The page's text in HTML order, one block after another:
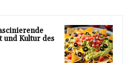
und Kultur des